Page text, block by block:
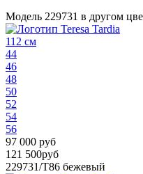
Модель 229731 в другом
112 см
44
46
48
50
52
54
56
97 000 руб
121 500руб
229731/T86 бежевый